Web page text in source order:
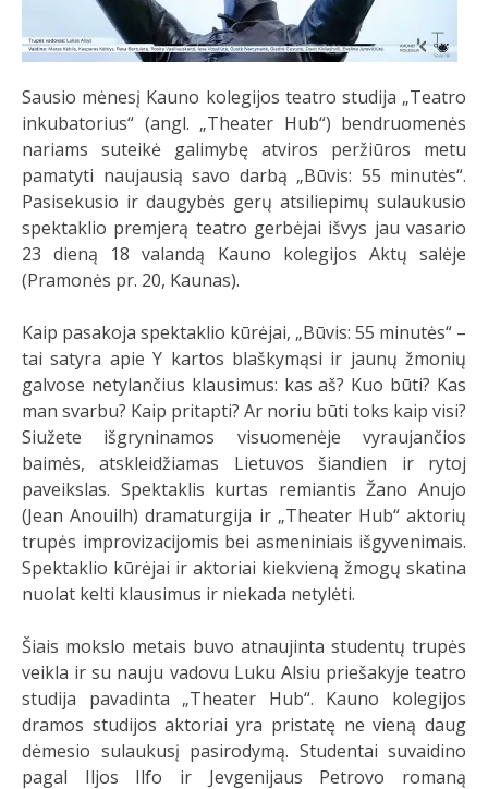
Sausio mėnesį Kauno kolegijos teatro studija „Teatro
inkubatorius“ (angl. „Theater Hub“) bendruomenės
nariams suteikė galimybę atviros peržiūros metu
pamatyti naujausią savo darbą „Būvis: 55 minutės“.
Pasisekusio ir daugybės gerų atsiliepimų sulaukusio
spektaklio premjerą teatro gerbėjai išvys jau vasario
23 dieną 18 valandą Kauno kolegijos Aktų salėje
(Pramonės pr. 20, Kaunas).
Kaip pasakoja spektaklio kūrėjai, „Būvis: 55 minutės“ –
tai satyra apie Y kartos blaškymąsi ir jaunų žmonių
galvose netylančius klausimus: kas aš? Kuo būti? Kas
man svarbu? Kaip pritapti? Ar noriu būti toks kaip visi?
Siužete išgryninamos visuomenėje vyraujančios
baimės, atskleidžiamas Lietuvos šiandien ir rytoj
paveikslas. Spektaklis kurtas remiantis Žano Anujo
(Jean Anouilh) dramaturgija ir „Theater Hub“ aktorių
trupės improvizacijomis bei asmeniniais išgyvenimais.
Spektaklio kūrėjai ir aktoriai kiekvieną žmogų skatina
nuolat kelti klausimus ir niekada netylėti.
Šiais mokslo metais buvo atnaujinta studentų trupės
veikla ir su nauju vadovu Luku Alsiu priešakyje teatro
studija pavadinta „Theater Hub“. Kauno kolegijos
dramos studijos aktoriai yra pristatę ne vieną daug
dėmesio sulaukusį pasirodymą. Studentai suvaidino
pagal Iljos Ilfo ir Jevgenijaus Petrovo romaną